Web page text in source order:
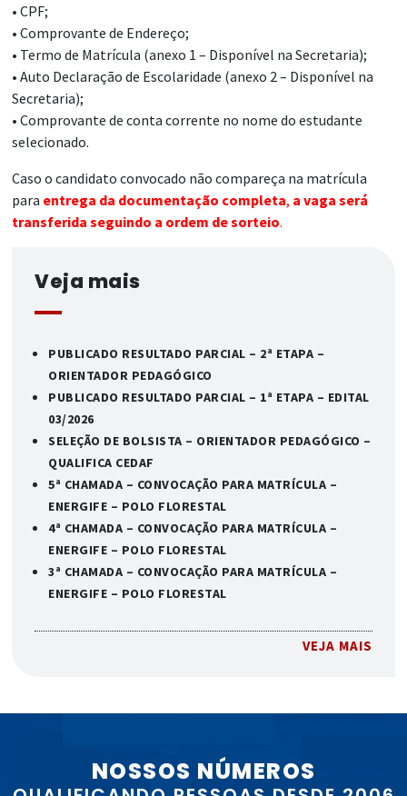
• CPF;
• Comprovante de Endereço;
• Termo de Matrícula (anexo 1 – Disponível na Secretaria);
• Auto Declaração de Escolaridade (anexo 2 – Disponível na
Secretaria);
• Comprovante de conta corrente no nome do estudante
selecionado.
Caso o candidato convocado não compareça na matrícula
para entrega da documentação completa, a vaga será
transferida seguindo a ordem de sorteio.
Veja mais
PUBLICADO RESULTADO PARCIAL – 2ª ETAPA –
ORIENTADOR PEDAGÓGICO
PUBLICADO RESULTADO PARCIAL – 1ª ETAPA – EDITAL
03/2026
SELEÇÃO DE BOLSISTA – ORIENTADOR PEDAGÓGICO –
QUALIFICA CEDAF
5ª CHAMADA – CONVOCAÇÃO PARA MATRÍCULA –
ENERGIFE – POLO FLORESTAL
4ª CHAMADA – CONVOCAÇÃO PARA MATRÍCULA –
ENERGIFE – POLO FLORESTAL
3ª CHAMADA – CONVOCAÇÃO PARA MATRÍCULA –
ENERGIFE – POLO FLORESTAL
VEJA MAIS
NOSSOS NÚMEROS